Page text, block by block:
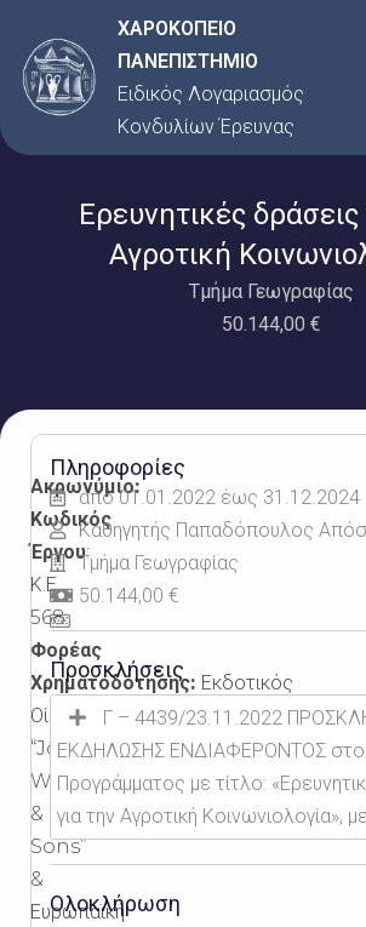
στο
περιεχόμενο
ΧΑΡΟΚΟΠΕΙΟ
ΠΑΝΕΠΙΣΤΗΜΙΟ
Ειδικός Λογαριασμός
Κονδυλίων Έρευνας
Ερευνητικές δράσεις
Αγροτική
Τμήμα Γεωγραφίας
50.144,00 €
Ακρωνύμιο:
Κωδικός
Έργου:
Κ.Ε.
568
Φορέας
Χρηματοδότησης: Εκδοτικός
Οίκος
“John
Wiley
&
Sons”
&
Ευρωπαϊκή
Πληροφορίες
από 01.01.2022 έως 31.12.2024
Καθηγητής Παπαδόπουλος
Τμήμα Γεωγραφίας
50.144,00 €
Προσκλήσεις
Γ – 4439/23.11.2022
ΕΚΔΗΛΩΣΗΣ ΕΝΔΙΑΦΕΡΟΝΤΟΣ στο
Προγράμματος με τίτλο:
για την Αγροτική Κοινωνιολογία»,
Ολοκλήρωση